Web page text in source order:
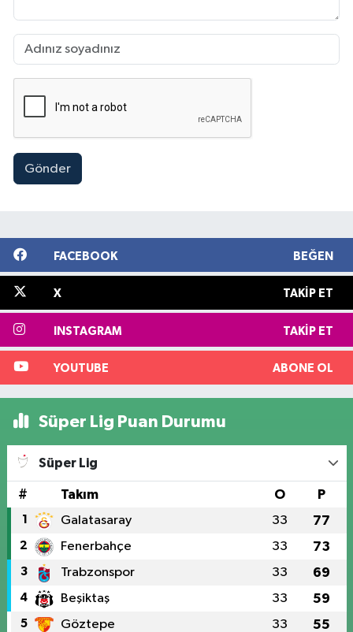
Gönder
FACEBOOK BEĞEN
X TAKIP ET
INSTAGRAM TAKIP ET
YOUTUBE ABONE OL
Süper Lig Puan Durumu
Süper Lig
# Takım O P
1 Galatasaray 33 77
2 Fenerbahçe 33 73
3 Trabzonspor 33 69
4 Beşiktaş 33 59
5 Göztepe 33 55